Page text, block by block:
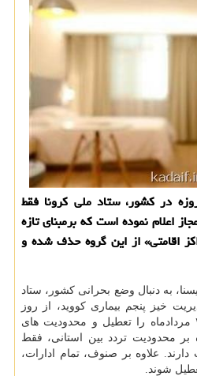
در کشور، ستاد ملی کرونا فقط
اعلام نموده است که برمبنای تازه
اقامتی» از این گروه حذف شده و
به دنبال وضع بحرانی کشور، ستاد
خیز پنجم بیماری کووید، از روز
دوشنبه ۲۵ مرداد تا شنبه ۳۰ مردادماه را تعطیل و محدودیت های
محدودیت تردد بین استانی، فقط
علاوه بر صنوف، تمام ادارات،
شوند.